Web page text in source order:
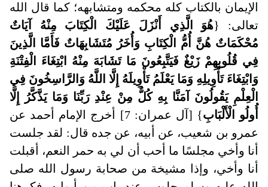
الإيمان بالكتاب كله محكمه ومتشابهه؛ كما قال الله
تعالى: {هُوَ الَّذِي أَنْزَلَ عَلَيْكَ الْكِتَابَ مِنْهُ آيَاتٌ
مُحْكَمَاتٌ هُنَّ أُمُّ الْكِتَابِ وَأُخَرُ مُتَشَابِهَاتٌ فَأَمَّا الَّذِينَ
فِي قُلُوبِهِمْ زَيْغٌ فَيَتَّبِعُونَ مَا تَشَابَهَ مِنْهُ ابْتِغَاءَ الْفِتْنَةِ
وَابْتِغَاءَ تَأْوِيلِهِ وَمَا يَعْلَمُ تَأْوِيلَهُ إِلَّا اللَّهُ وَالرَّاسِخُونَ فِي
الْعِلْمِ يَقُولُونَ آمَنَّا بِهِ كُلٌّ مِنْ عِنْدِ رَبِّنَا وَمَا يَذَّكَّرُ إِلَّا
أُولُو الْأَلْبَابِ
} [آل عمران: 7] أخرج الإمام أحمد عن
عمرو بن شعيب، عن أبيه، عن جده قال: لقد جلست
أنا وأخي مجلسًا ما أحب أن لي به حمر النعم، أقبلت
أنا وأخي، وإذا مشيخة من صحابة رسول الله صلى